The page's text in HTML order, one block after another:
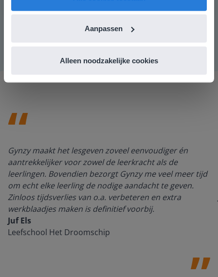
Aanpassen
Alleen noodzakelijke cookies
Het gevaar bestaat dat de leerlingen ~ou~ schrijven in
Gynzy maakt het lesgeven zoveel eenvoudiger én
aantrekkelijker voor zowel de leerkracht als de
leerlingen. Bovendien bezorgt Gynzy me veel meer tijd
om echt elke leerling de nodige aandacht te geven.
Zinloos tijdsverlies van o.a. verbeteren en extra
werkblaadjes maken is definitief voorbij.
Juf Els
Leefschool Het Droomschip